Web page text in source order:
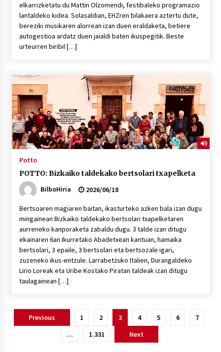
elkarrizketatu du Mattin Olzomendi, festibaleko programazio
lantaldeko kidea. Solasaldian, EHZren bilakaera aztertu dute,
bereziki musikaren alorrean izan duen eraldaketa, betiere
autogestioa ardatz duen jaialdi baten ikuspegitik. Beste
urteurren biribil […]
Potto
POTTO: Bizkaiko taldekako bertsolari txapelketa
BilboHiria
2026/06/18
Bertsoaren magiaren baitan, ikasturteko azken bala izan dugu
mingainean Bizkaiko taldekako bertsolari txapelketaren
aurreneko kanporaketa zabaldu dugu. 3 talde izan ditugu
ekainaren 6an Ikurretako Abadetxean kantuan, hamaika
bertsolari, 3 epaile, 3 bertsolari eta bertsozale igari,
zuzeneko ikus-entzule. Larrabetzuko Italien, Durangaldeko
Lirio Loreak eta Uribe Kostako Piratan taldeak izan ditugu
taulagainean […]
PostsPrevious 1 2 3 4 5 6
7
…
1.331 Next